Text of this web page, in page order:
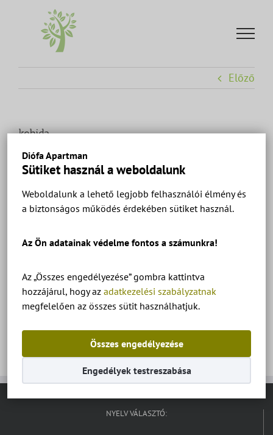
Diófa Apartman
Sütiket használ a weboldalunk
Weboldalunk a lehető legjobb felhasználói élmény és
a biztonságos működés érdekében sütiket használ.
Az Ön adatainak védelme fontos a számunkra!
Az „Összes engedélyezése” gombra kattintva
hozzájárul, hogy az adatkezelési szabályzatnak
megfelelően az összes sütit használhatjuk.
Összes engedélyezése
Engedélyek testreszabása
Előző
kehida
Kehidakustány, thermalfürdő
NYELV VÁLASZTÓ: